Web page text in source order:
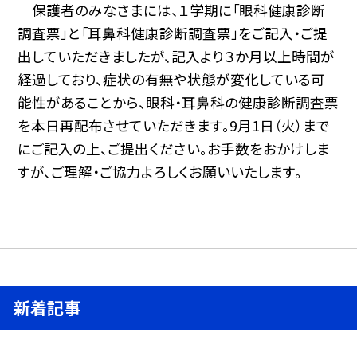
保護者のみなさまには、１学期に「眼科健康診断
調査票」と「耳鼻科健康診断調査票」をご記入・ご提
出していただきましたが、記入より３か月以上時間が
経過しており、症状の有無や状態が変化している可
能性があることから、眼科・耳鼻科の健康診断調査票
を本日再配布させていただきます。9月1日（火）まで
にご記入の上、ご提出ください。お手数をおかけしま
すが、ご理解・ご協力よろしくお願いいたします。
新着記事